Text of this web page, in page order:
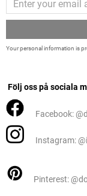
Your personal information is
Följ oss på sociala
Facebook:
Instagram:
Pinterest: